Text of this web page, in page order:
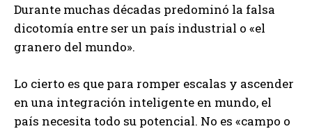
Durante muchas décadas predominó la falsa
dicotomía entre ser un país industrial o «el
granero del mundo».
Lo cierto es que para romper escalas y ascender
en una integración inteligente en mundo, el
país necesita todo su potencial. No es «campo o